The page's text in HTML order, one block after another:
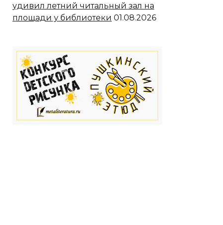
удивил летний читальный зал на
площади у библиотеки 01.08.2026